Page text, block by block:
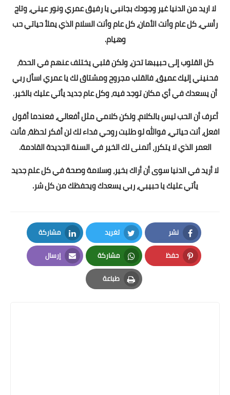
لا اريد من الدنيا غير وجودك بجانبي يا رفيق عمري ونور عيني، وتاج
رأسي، كل عام وأنت الأمان، كل عام وأنت السلام الذي يملأ حياتي حب
وهيام.
كل القلوب إلى حبيبها تحن، ولكن قلبي يختلف عنهم في الحدة،
فحنيني إليك عميق، فالقلب مجروح ومشتاق لك يا عمري اسأل ربي
أن يسعدك في أي مكان توجد فيه، وكل عام جديد يأتي عليك بالخير.
أعرف أن الحب ليس بالكلام، ولكن كلامي مثل أفعالي، فعندما أقول
افعل، أنت حياتي، فوالله لو طلبت روحي فداء لك لن أفكر لحظة، فأنت
العمر الذي لا يتكرر، أتمنى لك الخير في السنة الجديدة القادمة.
لا أريد في الدنيا سوى أن أراك بخير، وسلامة وصحة في كل علم جديد
يأتي عليك يا حبيبي، ربي يسعدك ويحفظك من كل شر.
نشر
Facebook
تغريد
Twitter
مشاركة
LinkedIn
حفظ
Pinterest
مشاركة
Whatsapp
إرسال
Email
طباعة
Print